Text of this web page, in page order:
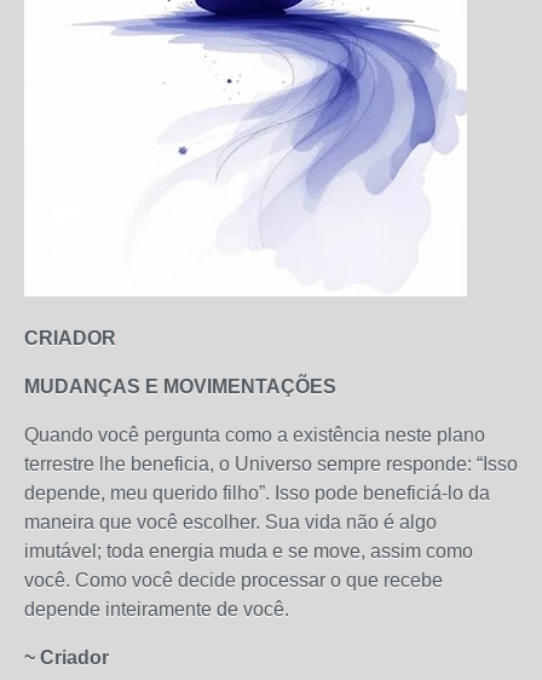
CRIADOR
MUDANÇAS E MOVIMENTAÇÕES
Quando você pergunta como a existência neste plano
terrestre lhe beneficia, o Universo sempre responde: “Isso
depende, meu querido filho”. Isso pode beneficiá-lo da
maneira que você escolher. Sua vida não é algo
imutável; toda energia muda e se move, assim como
você. Como você decide processar o que recebe
depende inteiramente de você.
~ Criador